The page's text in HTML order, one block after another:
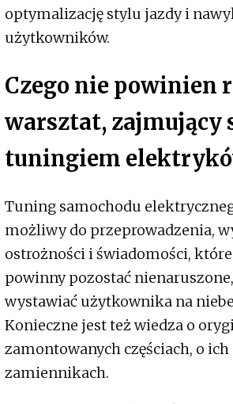
optymalizację stylu jazdy i
użytkowników.
Czego nie powinien
warsztat, zajmujący
tuningiem
Tuning samochodu
możliwy do przeprowadzenia,
ostrożności i świadomości,
powinny pozostać
wystawiać użytkownika na
Konieczne jest też wiedza o
zamontowanych częściach, o
zamiennikach.